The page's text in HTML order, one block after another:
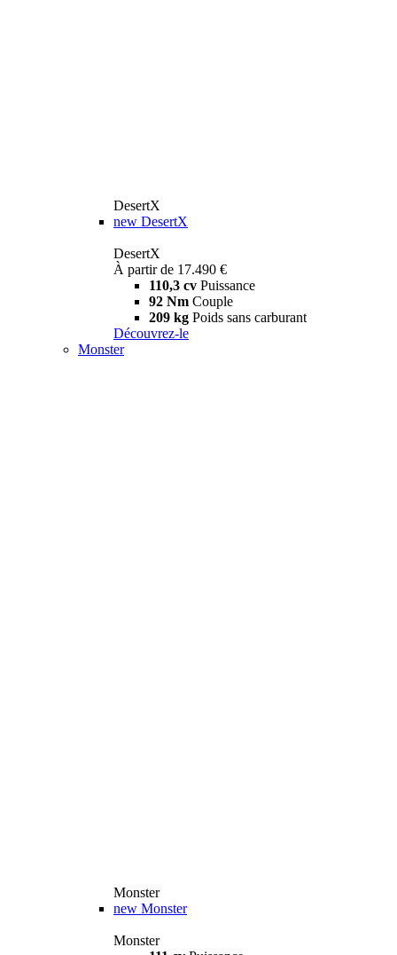
DesertX
new DesertX
DesertX
À partir de 17.490 €
110,3 cv Puissance
92 Nm Couple
209 kg Poids sans carburant
Découvrez-le
Monster
Monster
new Monster
Monster